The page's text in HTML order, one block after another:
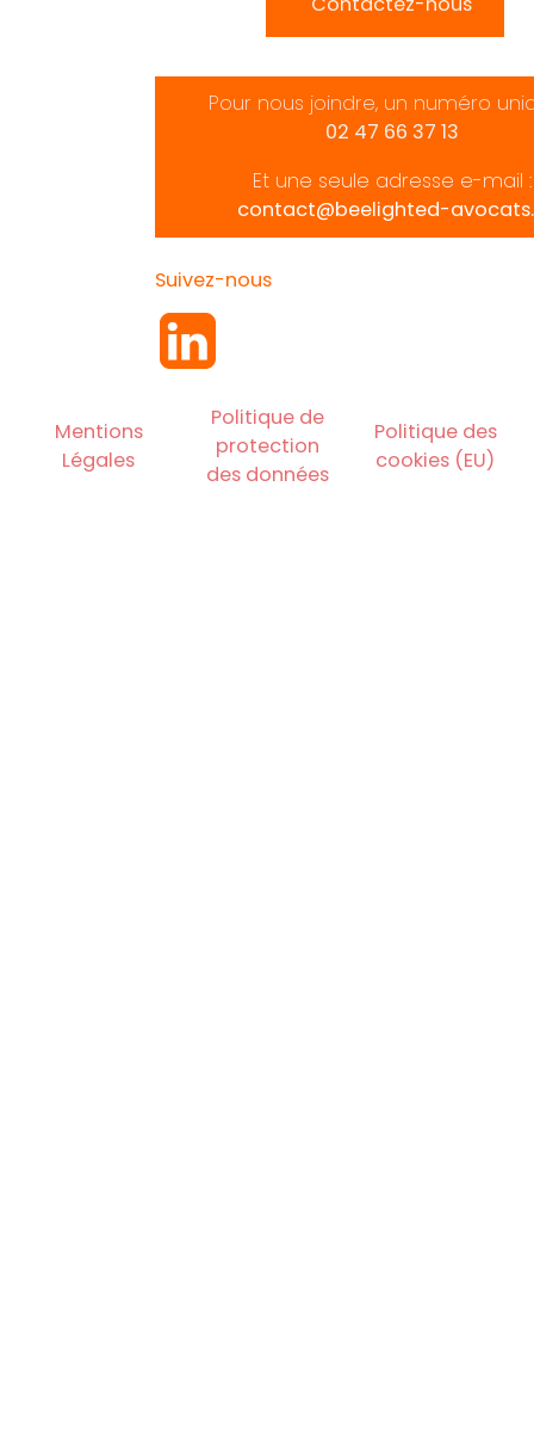
Pour nous joindre, un numéro
02 47 66 37 13
Et une seule adresse e-mail :
contact@beelighted-
Suivez-nous
Mentions
Légales
Politique de
protection
des données
Politique des
cookies (EU)